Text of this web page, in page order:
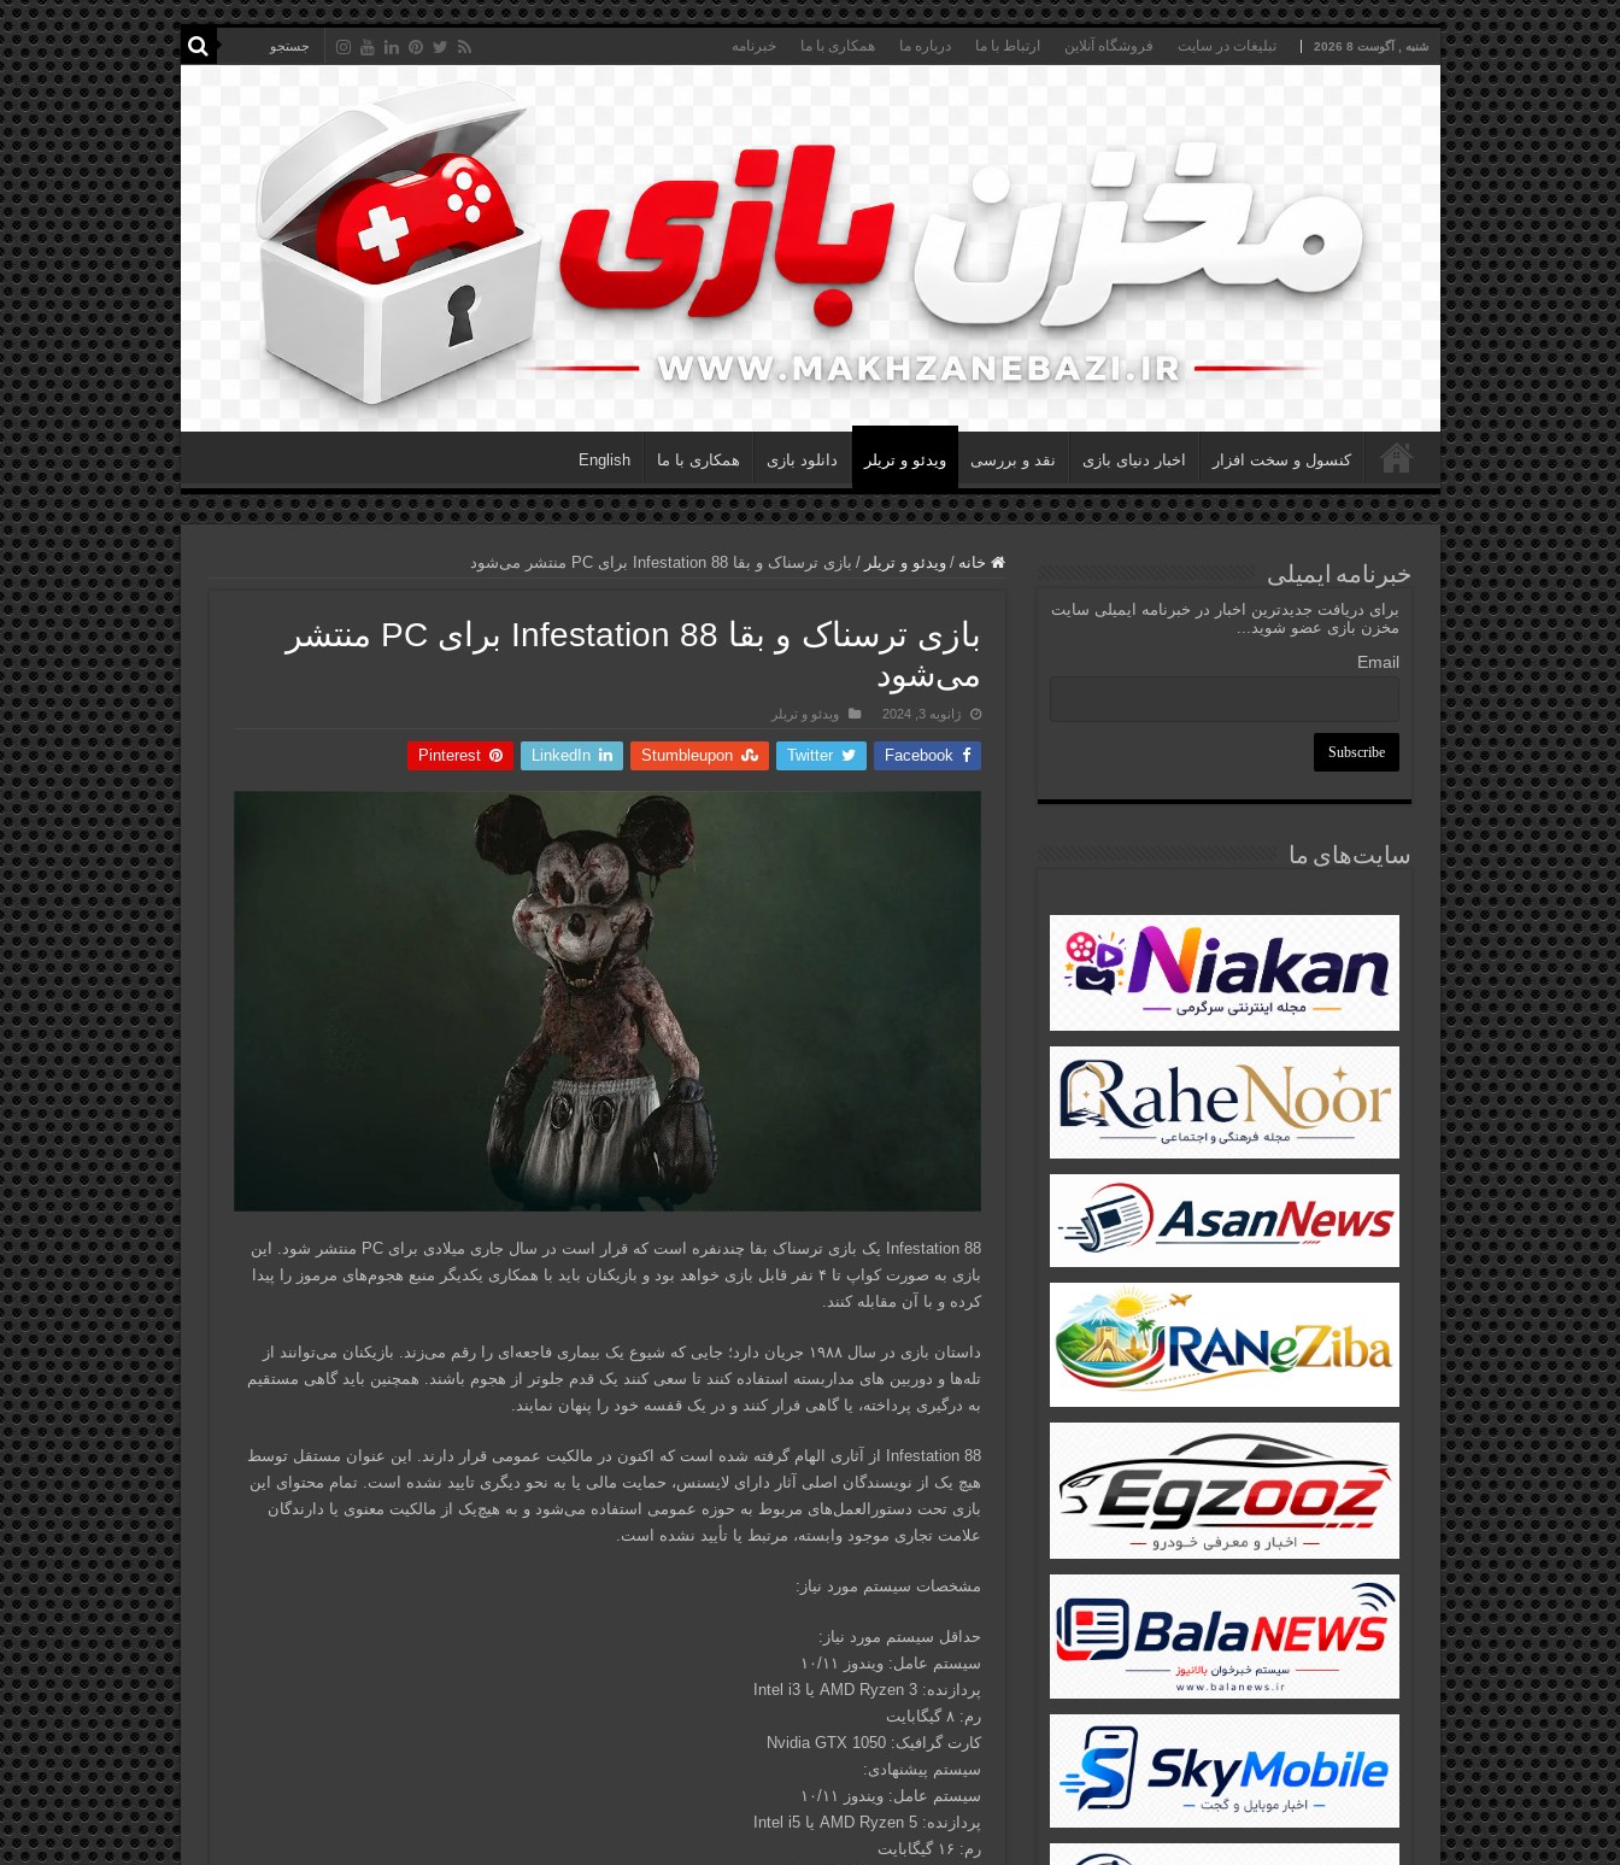
شنبه , آگوست 8 2026 تبلیغات در سایت فروشگاه آنلاین ارتباط با ما درباره ما همکاری با ما خبرنامه
کنسول و سخت افزار اخبار دنیای بازی نقد و بررسی ویدئو و تریلر دانلود بازی همکاری با ما English
خانه / ویدئو و تریلر / بازی ترسناک و بقا Infestation 88 برای PC منتشر می‌شود
بازی ترسناک و بقا Infestation 88 برای PC منتشر
می‌شود
ژانویه 3, 2024 ویدئو و تریلر
Facebook
Twitter
Stumbleupon
LinkedIn
Pinterest
Infestation 88 یک بازی ترسناک بقا چندنفره است که قرار است در سال جاری میلادی برای PC منتشر شود. این
بازی به صورت کواپ تا ۴ نفر قابل بازی خواهد بود و بازیکنان باید با همکاری یکدیگر منبع هجوم‌های مرموز را پیدا
کرده و با آن مقابله کنند.
داستان بازی در سال ۱۹۸۸ جریان دارد؛ جایی که شیوع یک بیماری فاجعه‌ای را رقم می‌زند. بازیکنان می‌توانند از
تله‌ها و دوربین های مداربسته استفاده کنند تا سعی کنند یک قدم جلوتر از هجوم باشند. همچنین باید گاهی مستقیم
به درگیری پرداخته، یا گاهی فرار کنند و در یک قفسه خود را پنهان نمایند.
Infestation 88 از آثاری الهام گرفته شده است که اکنون در مالکیت عمومی قرار دارند. این عنوان مستقل توسط
هیچ یک از نویسندگان اصلی آثار دارای لایسنس، حمایت مالی یا به نحو دیگری تایید نشده است. تمام محتوای این
بازی تحت دستورالعمل‌های مربوط به حوزه عمومی استفاده می‌شود و به هیچ‌یک از مالکیت معنوی یا دارندگان
علامت تجاری موجود وابسته، مرتبط یا تأیید نشده است.
مشخصات سیستم مورد نیاز:
حداقل سیستم مورد نیاز:
سیستم عامل: ویندوز ۱۰/۱۱
پردازنده: AMD Ryzen 3 یا Intel i3
رم: ۸ گیگابایت
کارت گرافیک: Nvidia GTX 1050
سیستم پیشنهادی:
سیستم عامل: ویندوز ۱۰/۱۱
پردازنده: AMD Ryzen 5 یا Intel i5
رم: ۱۶ گیگابایت
خبرنامه ایمیلی
برای دریافت جدیدترین اخبار در خبرنامه ایمیلی سایت
مخزن بازی عضو شوید...
Email
سایت‌های ما